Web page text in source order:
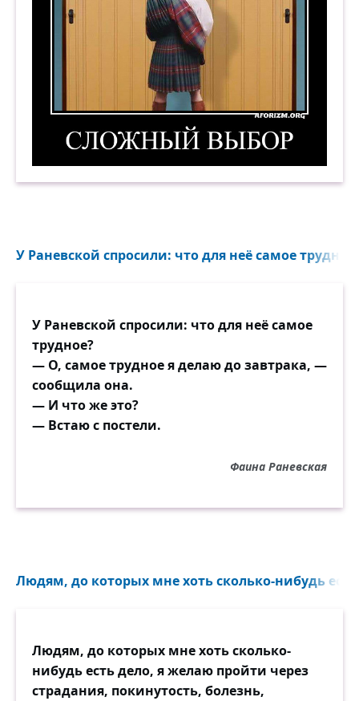
У Раневской спросили: что для неё самое
У Раневской спросили: что для неё самое
трудное?
— О, самое трудное я делаю до завтрака, —
сообщила она.
— И что же это?
— Встаю с постели.
Фаина Раневская
Людям, до которых мне хоть сколько-нибудь
Людям, до которых мне хоть сколько-
нибудь есть дело, я желаю пройти через
страдания, покинутость, болезнь,